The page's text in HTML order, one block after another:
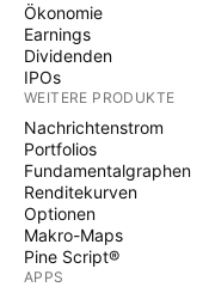
Ökonomie
Earnings
Dividenden
IPOs
WEITERE PRODUKTE
Nachrichtenstrom
Portfolios
Fundamentalgraphen
Renditekurven
Optionen
Makro-Maps
Pine Script®
APPS